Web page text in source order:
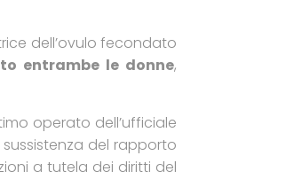
dell’ovulo fecondato
entrambe le donne,
operato dell’ufficiale
del rapporto
a tutela dei diritti del